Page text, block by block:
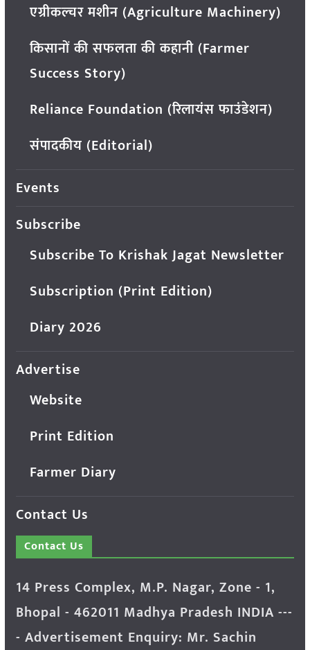
एग्रीकल्चर मशीन (Agriculture Machinery)
किसानों की सफलता की कहानी (Farmer
Success Story)
Reliance Foundation (रिलायंस फाउंडेशन)
संपादकीय (Editorial)
Events
Subscribe
Subscribe To Krishak Jagat Newsletter
Subscription (Print Edition)
Diary 2026
Advertise
Website
Print Edition
Farmer Diary
Contact Us
Contact Us
14 Press Complex, M.P. Nagar, Zone - 1,
Bhopal - 462011 Madhya Pradesh INDIA ---
- Advertisement Enquiry: Mr. Sachin